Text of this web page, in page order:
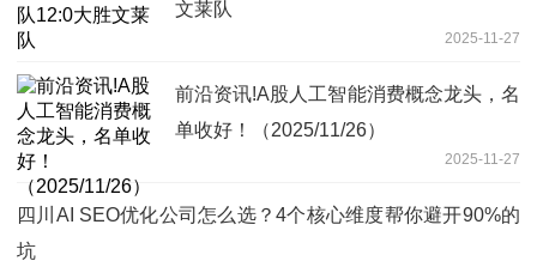
文莱队
2025-11-27
前沿资讯!A股人工智能消费概念龙头，名
单收好！（2025/11/26）
2025-11-27
四川AI SEO优化公司怎么选？4个核心维度帮你避开90%的
坑